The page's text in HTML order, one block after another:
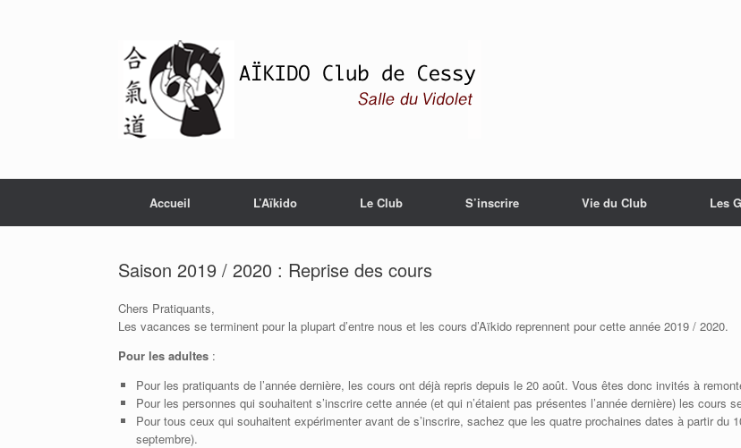
Accueil L’Aïkido Le Club S’inscrire Vie du Club Les
Saison 2019 / 2020 : Reprise des cours
Chers Pratiquants,
Les vacances se terminent pour la plupart d’entre nous et les cours d’Aïkido reprennent pour cette année 2019 / 2020.
Pour les adultes :
Pour les pratiquants de l’année dernière, les cours ont déjà repris depuis le 20 août. Vous êtes donc invités à
Pour les personnes qui souhaitent s’inscrire cette année (et qui n’étaient pas présentes l’année dernière) les cours
Pour tous ceux qui souhaitent expérimenter avant de s’inscrire, sachez que les quatre prochaines dates à partir
septembre).